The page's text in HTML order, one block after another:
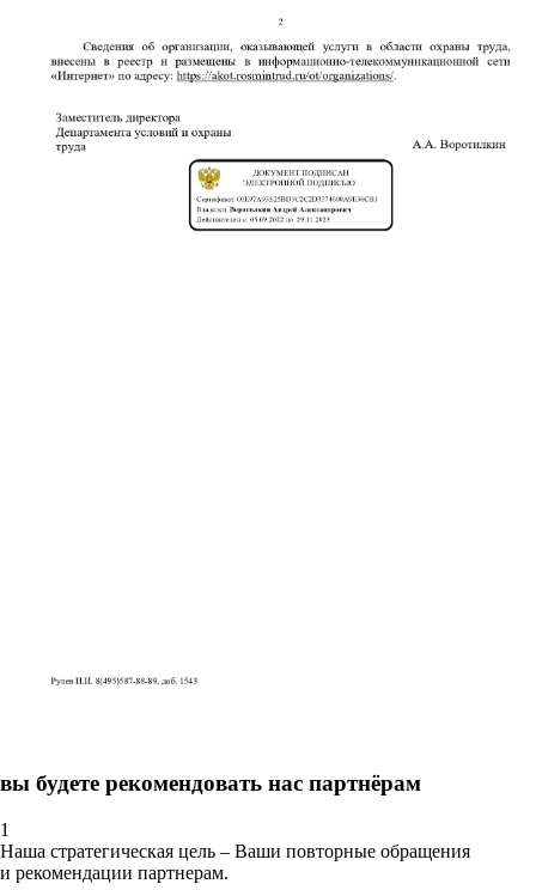
вы будете рекомендовать нас партнёрам
1
Наша стратегическая цель – Ваши повторные обращения
и рекомендации партнерам.